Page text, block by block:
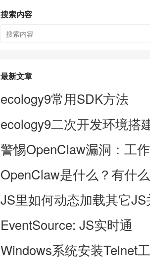
搜索内容
最新文章
ecology9常用SDK方法
ecology9二次开发环境搭
警惕OpenClaw漏洞：工
OpenClaw是什么？有什
JS里如何动态加载其它
EventSource: JS实时通
Windows系统安装Telnet工